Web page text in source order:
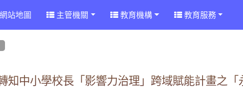
網站地圖 主管機關 教育機構 教育服務
知中小學校長「影響力治理」跨域賦能計畫之